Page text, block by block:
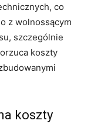
co
z wolnossącym
szczególnie
koszty
koszty